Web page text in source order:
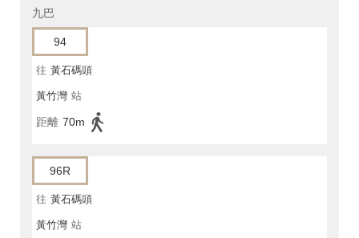
九巴
94
往 黃石碼頭
黃竹灣 站
距離 70m
96R
往 黃石碼頭
黃竹灣 站